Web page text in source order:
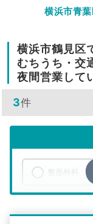
横浜市青
横浜市鶴見区
むちうち・交
夜間営業して
3件